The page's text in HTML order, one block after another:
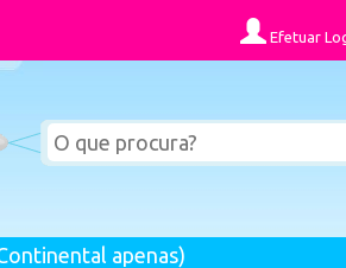
Efetuar
apenas)